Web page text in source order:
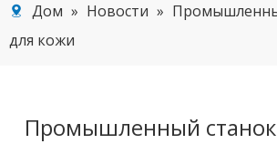
Дом » Новости »
для кожи
Промышленный